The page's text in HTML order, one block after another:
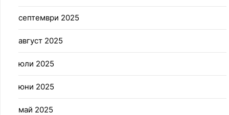
септември 2025
август 2025
юли 2025
юни 2025
май 2025